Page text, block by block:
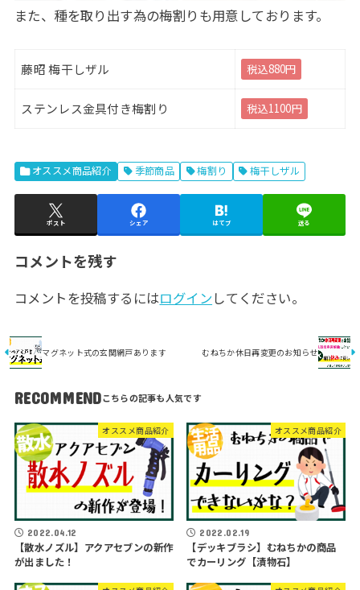
また、種を取り出す為の梅割りも用意しております。
藤昭 梅干しザル 税込880円
ステンレス金具付き梅割り 税込1100円
オススメ商品紹介 季節商品 梅割り 梅干しザル
ポスト シェア はてブ 送る
コメントを残す
コメントを投稿するにはログイン してください。
マグネット式の玄関網戸あります むねちか休日再変更のお知らせ
RECOMMEND
オススメ商品紹介
2022.04.12
【散水ノズル】アクアセブンの新作
が出ました！
オススメ商品紹介
2022.02.19
【デッキブラシ】むねちかの商品
でカーリング【漬物石】